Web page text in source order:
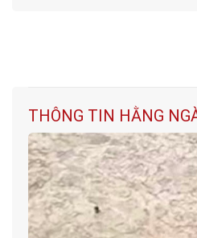
THÔNG TIN HẰNG